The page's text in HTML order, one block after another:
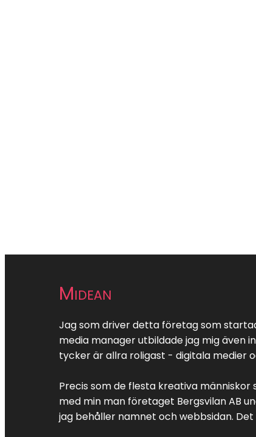
Midean
Jag som driver detta företag som
media manager utbildade jag mig även
tycker är allra roligast - digitala medier
Precis som de flesta kreativa
med min man företaget Bergsvilan AB
jag behåller namnet och webbsidan.